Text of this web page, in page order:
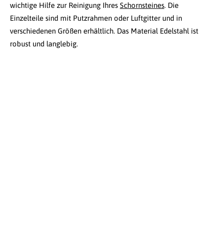
wichtige Hilfe zur Reinigung Ihres Schornsteines. Die
Einzelteile sind mit Putzrahmen oder Luftgitter und in
verschiedenen Größen erhältlich. Das Material Edelstahl ist
robust und langlebig.